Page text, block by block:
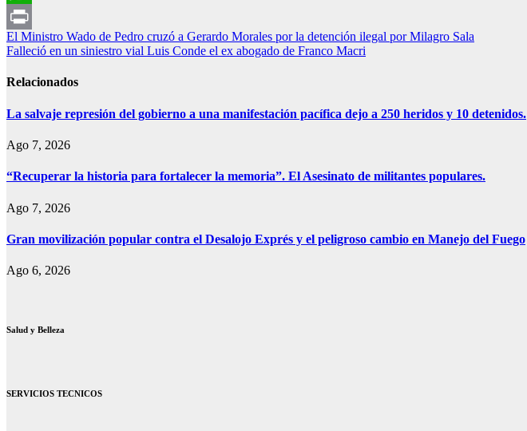
WhatsApp
Print
Navegación
de
entradas
El Ministro Wado de Pedro cruzó a Gerardo Morales por la detención ilegal por Milagro Sala
Falleció en un siniestro vial Luis Conde el ex abogado de Franco Macri
Relacionados
La salvaje represión del gobierno a una manifestación pacífica dejo a 250 heridos y 10 detenidos.
Ago 7, 2026
“Recuperar la historia para fortalecer la memoria”. El Asesinato de militantes populares.
Ago 7, 2026
Gran movilización popular contra el Desalojo Exprés y el peligroso cambio en Manejo del Fuego
Ago 6, 2026
Salud y Belleza
SERVICIOS TECNICOS